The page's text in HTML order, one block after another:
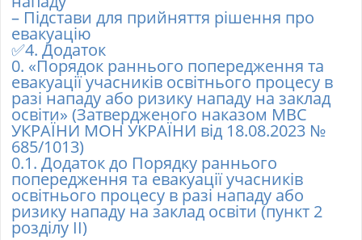
– Підстави для прийняття рішення про
евакуацію
✅4. Додаток
0. «Порядок раннього попередження та
евакуації учасників освітнього процесу в
разі нападу або ризику нападу на заклад
освіти» (Затвердженого наказом МВС
УКРАЇНИ МОН УКРАЇНИ від 18.08.2023 №
685/1013)
0.1. Додаток до Порядку раннього
попередження та евакуації учасників
освітнього процесу в разі нападу або
ризику нападу на заклад освіти (пункт 2
розділу ІІ)